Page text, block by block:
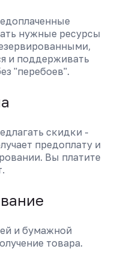
нужные ресурсы
и поддерживать
"перебоев".
скидки -
предоплату и
Вы платите
и бумажной
товара.